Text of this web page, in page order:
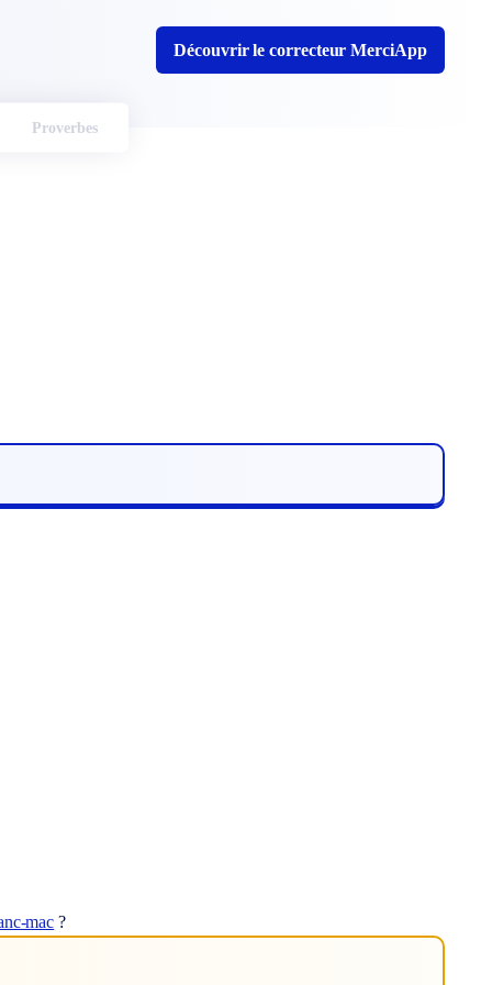
Découvrir le correcteur MerciApp
Proverbes
mac ?